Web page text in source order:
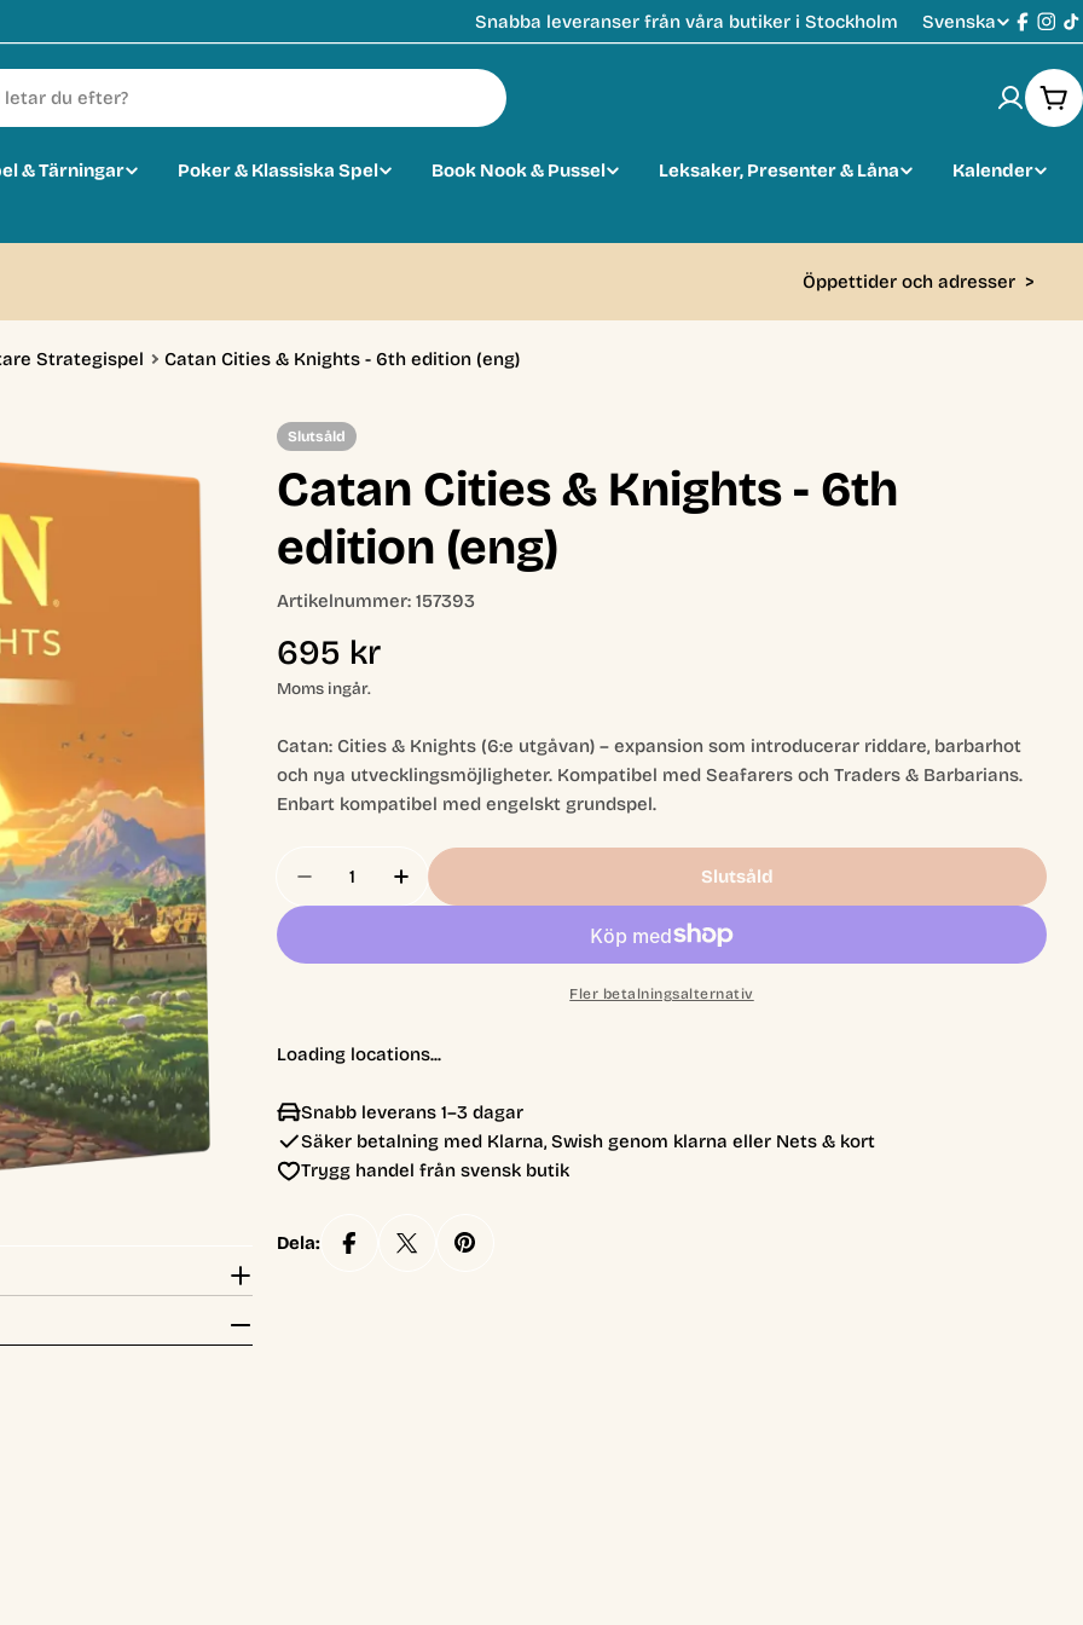
Snabba leveranser från våra butiker i Stockholm
S
k
Svenska
& Tärningar Poker & Klassiska Spel Book Nook & Pussel Leksaker, Presenter & Låna
Kalender
Öppettider och adresser >
Strategispel Catan Cities & Knights - 6th edition (eng)
Slutsåld
Catan Cities & Knights - 6th
edition (eng)
Artikelnummer: 157393
Ordinarie
pris
695 kr
Moms ingår.
Catan: Cities & Knights (6:e utgåvan) – expansion som introducerar riddare, barbarhot
och nya utvecklingsmöjligheter. Kompatibel med Seafarers och Traders & Barbarians.
Enbart kompatibel med engelskt grundspel.
Minska Antal För Catan Cities &amp; Knights - 6th Edition (eng)
Öka Antal För Catan Cities &amp; Knights - 6th Edition (eng)
Slutsåld
Fler betalningsalternativ
Loading locations...
Snabb leverans 1–3 dagar
Säker betalning med Klarna, Swish genom klarna eller Nets & kort
Trygg handel från svensk butik
Dela: